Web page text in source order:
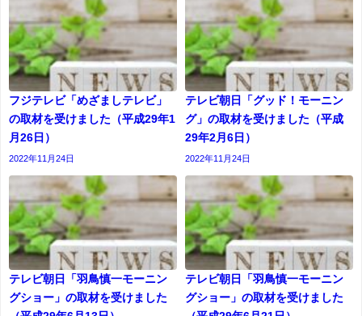
フジテレビ「めざましテレビ」
の取材を受けました（平成29年1
月26日）
2022年11月24日
テレビ朝日「グッド！モーニン
グ」の取材を受けました（平成
29年2月6日）
2022年11月24日
テレビ朝日「羽鳥慎一モーニン
グショー」の取材を受けました
テレビ朝日「羽鳥慎一モーニン
グショー」の取材を受けました